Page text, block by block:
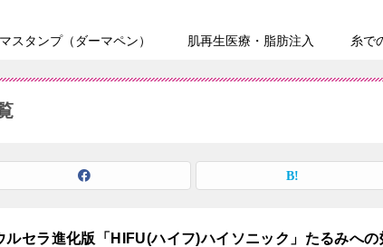
スタンプ（ダーマペン） 肌再生医療・脂肪注入 糸で
ルセラ進化版「HIFU(ハイフ)ハイソニック」たるみへの